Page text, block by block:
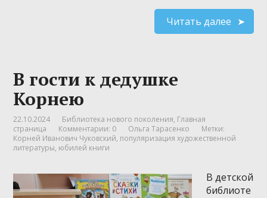
Читать далее
В гости к дедушке
Корнею
22.10.2024 Библиотека нового поколения, Главная
страница
Комментарии: 0 Ольга Тарасенко
Метки:
Корней Иванович Чуковский, популяризация художественной
литературы, юбилей книги
В детской
библиоте